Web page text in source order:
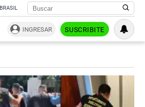
INGRESAR SUSCRIBITE